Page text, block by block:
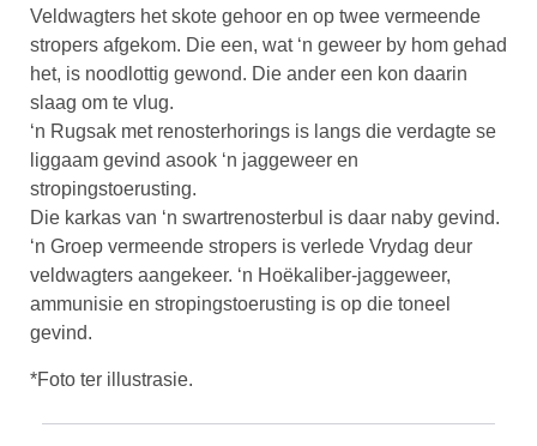
Veldwagters het skote gehoor en op twee vermeende
stropers afgekom. Die een, wat ‘n geweer by hom gehad
het, is noodlottig gewond. Die ander een kon daarin
slaag om te vlug.
‘n Rugsak met renosterhorings is langs die verdagte se
liggaam gevind asook ‘n jaggeweer en
stropingstoerusting.
Die karkas van ‘n swartrenosterbul is daar naby gevind.
‘n Groep vermeende stropers is verlede Vrydag deur
veldwagters aangekeer. ‘n Hoëkaliber-jaggeweer,
ammunisie en stropingstoerusting is op die toneel
gevind.
*Foto ter illustrasie.